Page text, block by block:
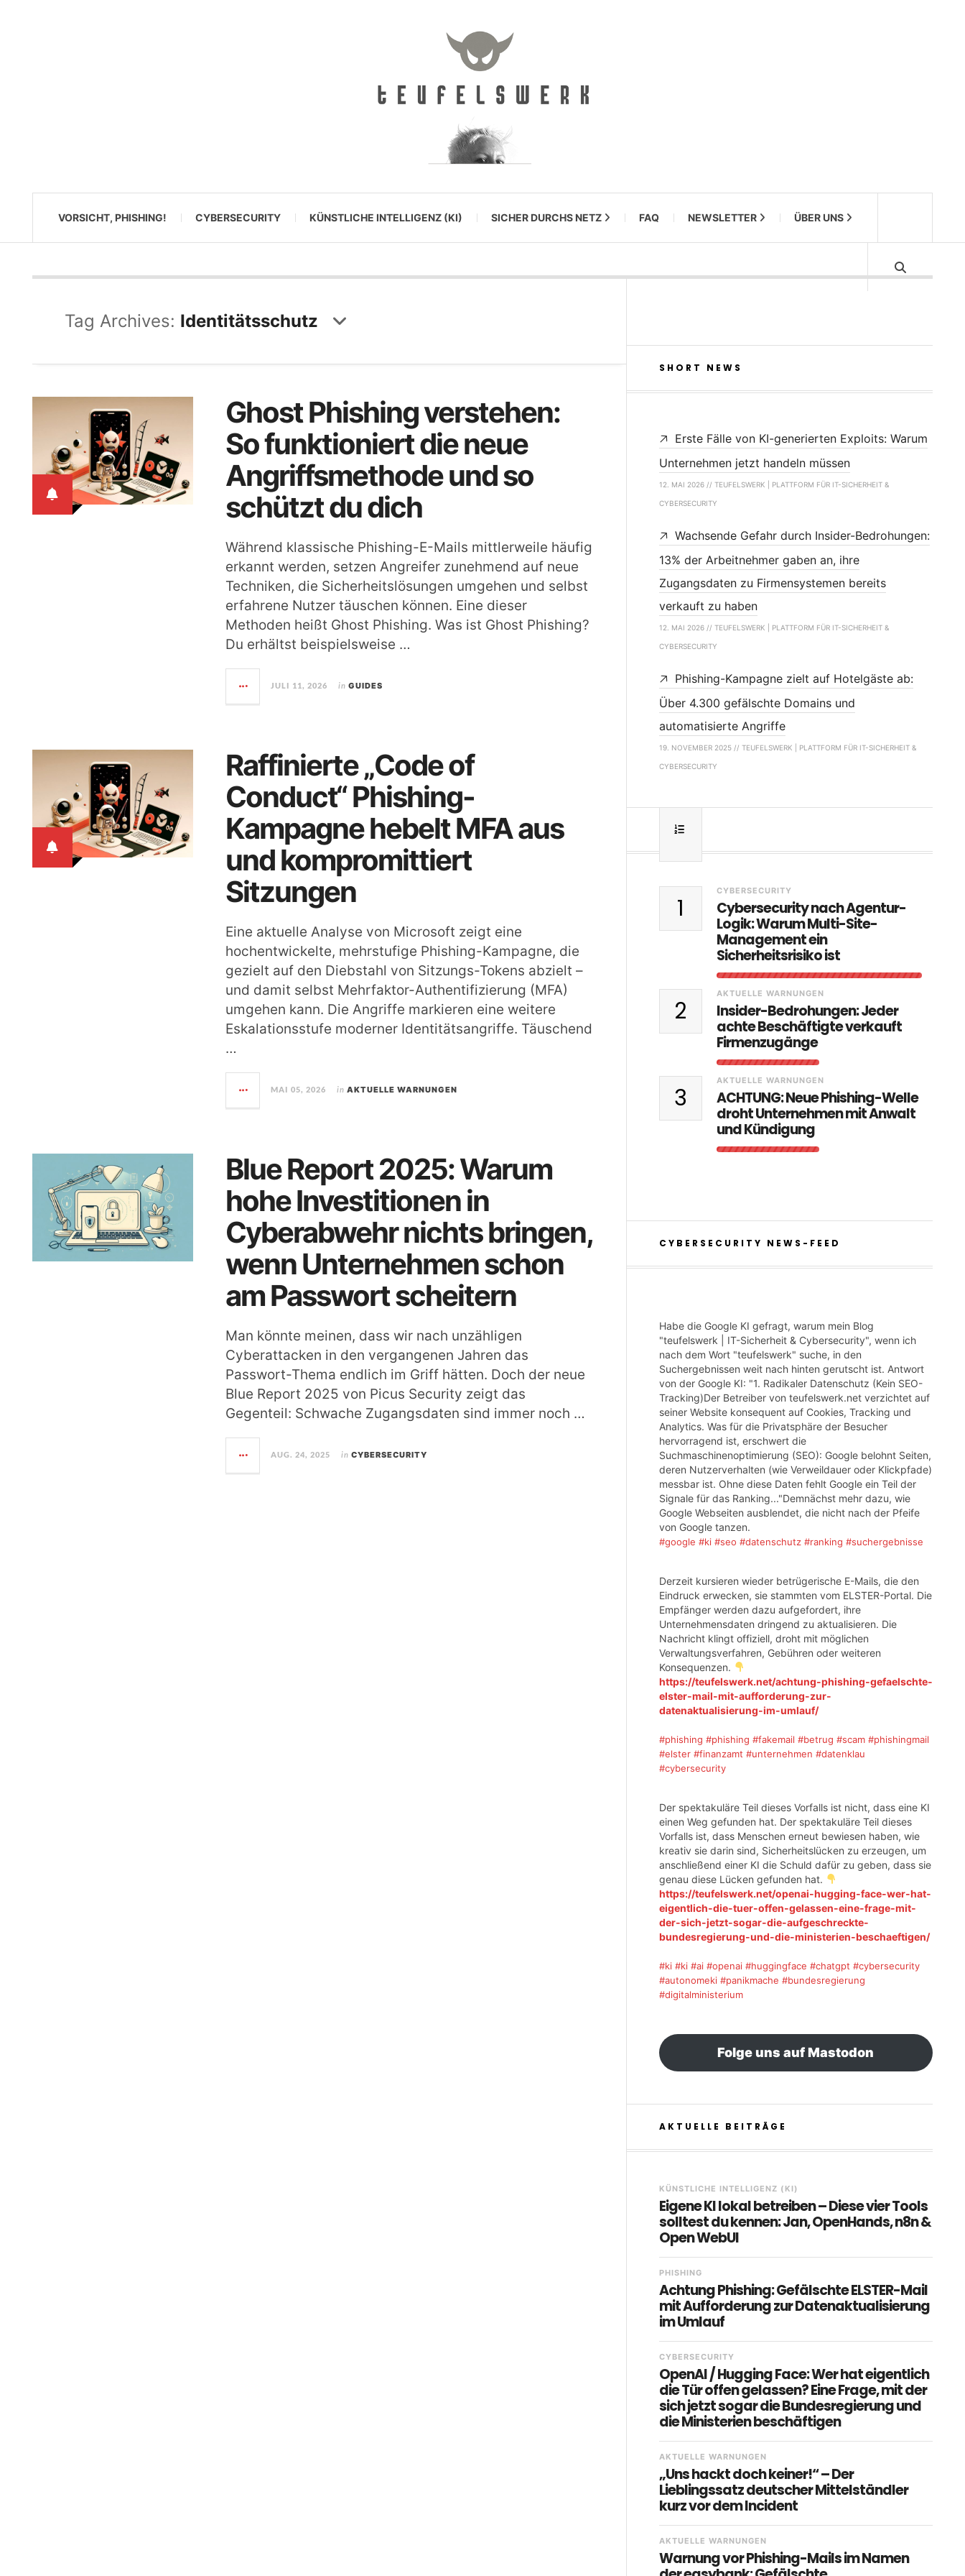
VORSICHT, PHISHING! CYBERSECURITY KÜNSTLICHE INTELLIGENZ (KI) SICHER DURCHS NETZ FAQ NEWSLETTER ÜBER UNS
Tag Archives: Identitätsschutz
Ghost Phishing verstehen:
So funktioniert die neue
Angriffsmethode und so
schützt du dich
Während klassische Phishing-E-Mails mittlerweile häufig
erkannt werden, setzen Angreifer zunehmend auf neue
Techniken, die Sicherheitslösungen umgehen und selbst
erfahrene Nutzer täuschen können. Eine dieser
Methoden heißt Ghost Phishing. Was ist Ghost Phishing?
Du erhältst beispielsweise …
JULI 11, 2026 in GUIDES
Raffinierte „Code of
Conduct“ Phishing-
Kampagne hebelt MFA aus
und kompromittiert
Sitzungen
Eine aktuelle Analyse von Microsoft zeigt eine
hochentwickelte, mehrstufige Phishing-Kampagne, die
gezielt auf den Diebstahl von Sitzungs-Tokens abzielt –
und damit selbst Mehrfaktor-Authentifizierung (MFA)
umgehen kann. Die Angriffe markieren eine weitere
Eskalationsstufe moderner Identitätsangriffe. Täuschend
…
MAI 05, 2026 in AKTUELLE WARNUNGEN
Blue Report 2025: Warum
hohe Investitionen in
Cyberabwehr nichts bringen,
wenn Unternehmen schon
am Passwort scheitern
Man könnte meinen, dass wir nach unzähligen
Cyberattacken in den vergangenen Jahren das
Passwort-Thema endlich im Griff hätten. Doch der neue
Blue Report 2025 von Picus Security zeigt das
Gegenteil: Schwache Zugangsdaten sind immer noch …
AUG. 24, 2025 in CYBERSECURITY
SHORT NEWS
Erste Fälle von KI-generierten Exploits: Warum
Unternehmen jetzt handeln müssen
12. MAI 2026 // TEUFELSWERK | PLATTFORM FÜR IT-SICHERHEIT &
CYBERSECURITY
Wachsende Gefahr durch Insider-Bedrohungen:
13% der Arbeitnehmer gaben an, ihre
Zugangsdaten zu Firmensystemen bereits
verkauft zu haben
12. MAI 2026 // TEUFELSWERK | PLATTFORM FÜR IT-SICHERHEIT &
CYBERSECURITY
Phishing-Kampagne zielt auf Hotelgäste ab:
Über 4.300 gefälschte Domains und
automatisierte Angriffe
19. NOVEMBER 2025 // TEUFELSWERK | PLATTFORM FÜR IT-SICHERHEIT &
CYBERSECURITY
1
CYBERSECURITY
Cybersecurity nach Agentur-
Logik: Warum Multi-Site-
Management ein
Sicherheitsrisiko ist
2
AKTUELLE WARNUNGEN
Insider-Bedrohungen: Jeder
achte Beschäftigte verkauft
Firmenzugänge
3
AKTUELLE WARNUNGEN
ACHTUNG: Neue Phishing-Welle
droht Unternehmen mit Anwalt
und Kündigung
CYBERSECURITY NEWS-FEED
Habe die Google KI gefragt, warum mein Blog
"teufelswerk | IT-Sicherheit & Cybersecurity", wenn ich
nach dem Wort "teufelswerk" suche, in den
Suchergebnissen weit nach hinten gerutscht ist. Antwort
von der Google KI: "1. Radikaler Datenschutz (Kein SEO-
Tracking)Der Betreiber von teufelswerk.net verzichtet auf
seiner Website konsequent auf Cookies, Tracking und
Analytics. Was für die Privatsphäre der Besucher
hervorragend ist, erschwert die
Suchmaschinenoptimierung (SEO): Google belohnt Seiten,
deren Nutzerverhalten (wie Verweildauer oder Klickpfade)
messbar ist. Ohne diese Daten fehlt Google ein Teil der
Signale für das Ranking..."Demnächst mehr dazu, wie
Google Webseiten ausblendet, die nicht nach der Pfeife
von Google tanzen.
#google #ki #seo #datenschutz #ranking #suchergebnisse
Derzeit kursieren wieder betrügerische E-Mails, die den
Eindruck erwecken, sie stammten vom ELSTER-Portal. Die
Empfänger werden dazu aufgefordert, ihre
Unternehmensdaten dringend zu aktualisieren. Die
Nachricht klingt offiziell, droht mit möglichen
Verwaltungsverfahren, Gebühren oder weiteren
Konsequenzen.
https://teufelswerk.net/achtung-phishing-gefaelschte-
elster-mail-mit-aufforderung-zur-
datenaktualisierung-im-umlauf/
#phishing #phishing #fakemail #betrug #scam #phishingmail
#elster #finanzamt #unternehmen #datenklau
#cybersecurity
Der spektakuläre Teil dieses Vorfalls ist nicht, dass eine KI
einen Weg gefunden hat. Der spektakuläre Teil dieses
Vorfalls ist, dass Menschen erneut bewiesen haben, wie
kreativ sie darin sind, Sicherheitslücken zu erzeugen, um
anschließend einer KI die Schuld dafür zu geben, dass sie
genau diese Lücken gefunden hat.
https://teufelswerk.net/openai-hugging-face-wer-hat-
eigentlich-die-tuer-offen-gelassen-eine-frage-mit-
der-sich-jetzt-sogar-die-aufgeschreckte-
bundesregierung-und-die-ministerien-beschaeftigen/
#ki #ki #ai #openai #huggingface #chatgpt #cybersecurity
#autonomeki #panikmache #bundesregierung
#digitalministerium
Folge uns auf Mastodon
AKTUELLE BEITRÄGE
KÜNSTLICHE INTELLIGENZ (KI)
Eigene KI lokal betreiben – Diese vier Tools
solltest du kennen: Jan, OpenHands, n8n &
Open WebUI
PHISHING
Achtung Phishing: Gefälschte ELSTER-Mail
mit Aufforderung zur Datenaktualisierung
im Umlauf
CYBERSECURITY
OpenAI / Hugging Face: Wer hat eigentlich
die Tür offen gelassen? Eine Frage, mit der
sich jetzt sogar die Bundesregierung und
die Ministerien beschäftigen
AKTUELLE WARNUNGEN
„Uns hackt doch keiner!“ – Der
Lieblingssatz deutscher Mittelständler
kurz vor dem Incident
AKTUELLE WARNUNGEN
Warnung vor Phishing-Mails im Namen